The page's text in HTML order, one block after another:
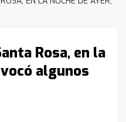
Rosa, en la
algunos